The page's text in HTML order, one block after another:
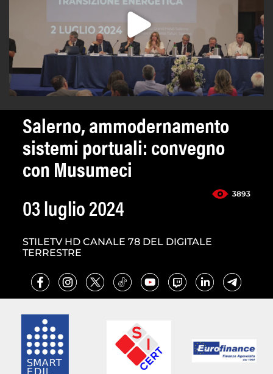
Salerno, ammodernamento
sistemi portuali: convegno
con Musumeci
3893
03 luglio 2024
STILETV HD CANALE 78 DEL DIGITALE
TERRESTRE